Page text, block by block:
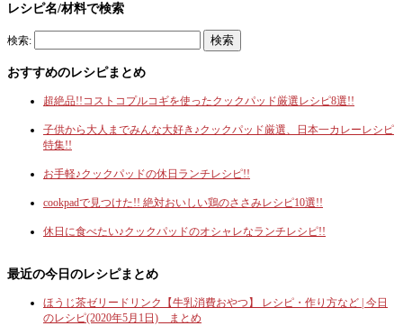
レシピ名/材料で検索
検索:
おすすめのレシピまとめ
超絶品!!コストコプルコギを使ったクックパッド厳選レシピ8選!!
子供から大人までみんな大好き♪クックパッド厳選、日本一カレーレシピ
特集!!
お手軽♪クックパッドの休日ランチレシピ!!
cookpadで見つけた!! 絶対おいしい鶏のささみレシピ10選!!
休日に食べたい♪クックパッドのオシャレなランチレシピ!!
最近の今日のレシピまとめ
ほうじ茶ゼリードリンク【牛乳消費おやつ】 レシピ・作り方など | 今日
のレシピ(2020年5月1日) まとめ